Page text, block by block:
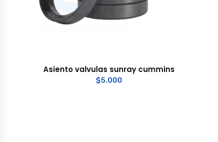
Asiento valvulas sunray cummins
$5.000